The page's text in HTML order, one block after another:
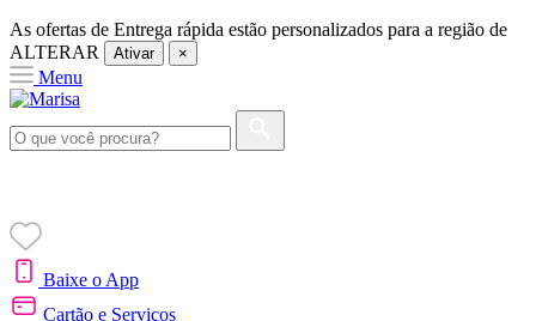
As ofertas de Entrega rápida estão personalizados para a região de
ALTERAR
Ativar ×
Menu
Baixe o App
Cartão e Serviços